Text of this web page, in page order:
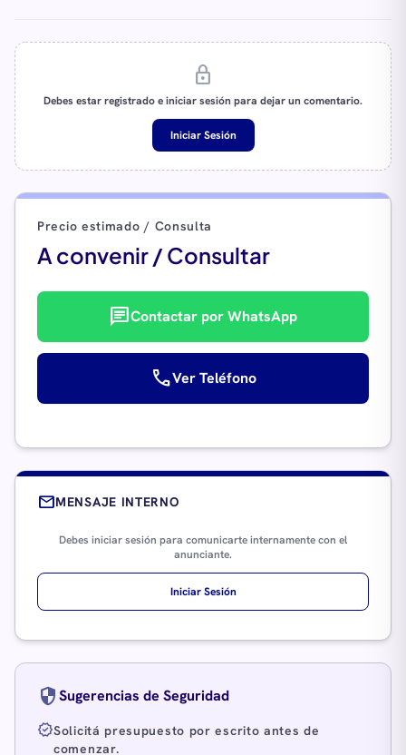
lock
Debes estar registrado e iniciar sesión para dejar un comentario.
Iniciar Sesión
Precio estimado / Consulta
A convenir / Consultar
chatContactar por WhatsApp
callVer Teléfono
mailMENSAJE INTERNO
Debes iniciar sesión para comunicarte internamente con el
anunciante.
Iniciar Sesión
securitySugerencias de Seguridad
verifiedSolicitá presupuesto por escrito antes de
comenzar.